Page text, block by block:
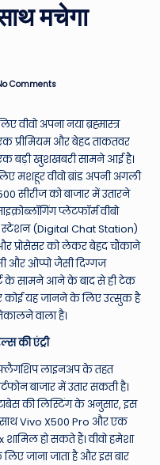
मचेगा
Comments
अपना नया ब्रह्मास्त्र
प्रीमियम और बेहद ताकतवर
बड़ी खुशखबरी सामने आई है।
मशहूर वीवो ब्रांड अपनी अगली
सीरीज को बाजार में उतारने
प्लेटफॉर्म वीबो
स्टेशन (Digital Chat Station)
प्रोसेसर को लेकर बेहद चौंकाने
और ओप्पो जैसी दिग्गज
के सामने आने के बाद से ही टेक
कोई यह जानने के लिए उत्सुक है
वाला है।
की एंट्री
लाइनअप के तहत
बाजार में उतार सकती है।
की लिस्टिंग के अनुसार, इस
Vivo X500 Pro और एक
हो सकते हैं। वीवो हमेशा
जाना जाता है और इस बार